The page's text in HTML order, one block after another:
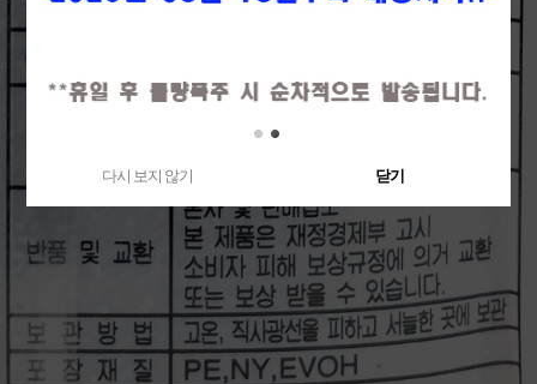
다시 보지 않기 닫기